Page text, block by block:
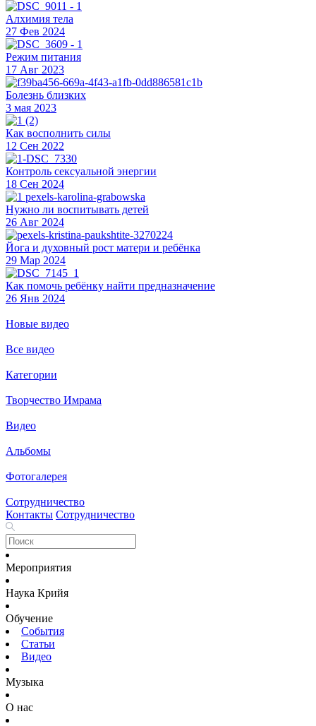
Алхимия тела
27 Фев 2024
Режим питания
17 Авг 2023
Болезнь близких
3 мая 2023
Как восполнить силы
12 Сен 2022
Контроль сексуальной энергии
18 Сен 2024
Нужно ли воспитывать детей
26 Авг 2024
Йога и духовный рост матери и ребёнка
29 Мар 2024
Как помочь ребёнку найти предназначение
26 Янв 2024
Новые видео
Все видео
Категории
Творчество Имрама
Видео
Альбомы
Фотогалерея
Сотрудничество
Контакты Сотрудничество
Мероприятия
Наука Крийя
Обучение
События
Статьи
Видео
Музыка
О нас